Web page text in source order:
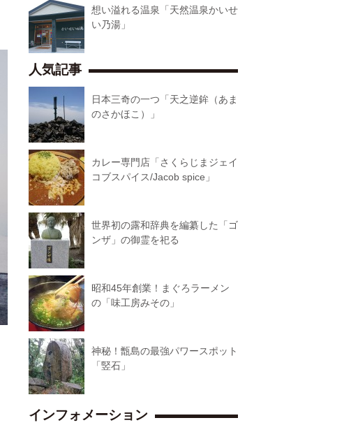
想い溢れる温泉「天然温泉かいせ
い乃湯」
人気記事
日本三奇の一つ「天之逆鉾（あま
のさかほこ）」
カレー専門店「さくらじまジェイ
コブスパイス/Jacob spice」
世界初の露和辞典を編纂した「ゴ
ンザ」の御霊を祀る
昭和45年創業！まぐろラーメン
の「味工房みその」
神秘！甑島の最強パワースポット
「竪石」
インフォメーション